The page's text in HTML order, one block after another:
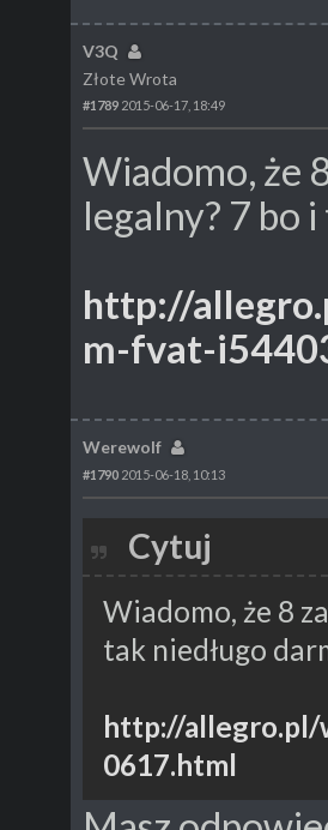
V3Q
Złote Wrota
#1789 2015-06-17, 18:49
Wiadomo, że
legalny? 7 bo
http://
m-fvat-
Werewolf
#1790 2015-06-18, 10:13
Cytuj
Wiadomo, że 8
tak niedługo
http://allegro.pl/
0617.html